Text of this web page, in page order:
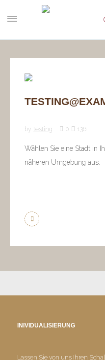
by testing 0 136
Wählen Sie eine Stadt in
näheren Umgebung aus.
INIVIDUALISIERUNG
Lassen Sie von uns Ihren